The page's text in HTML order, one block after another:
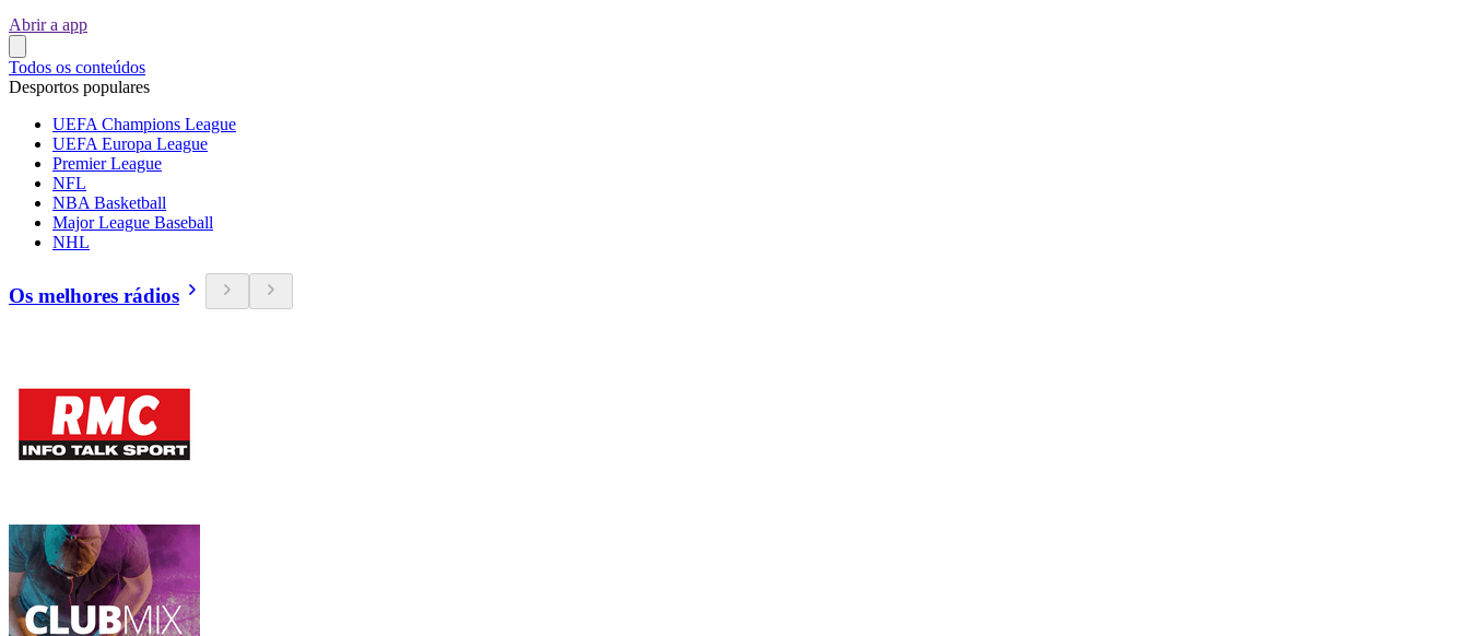
Abrir a app
Todos os conteúdos
Desportos populares
UEFA Champions League
UEFA Europa League
Premier League
NFL
NBA Basketball
Major League Baseball
NHL
Os melhores rádios